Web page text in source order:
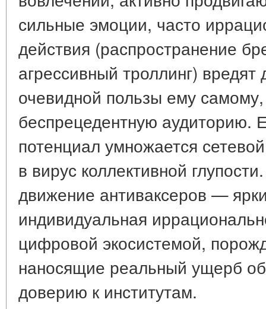
сильные эмоции, часто
действия (распространение
агрессивный троллинг)
очевидной пользы ему
беспрецедентную аудиторию.
потенциал умножается
в вирус коллективной
движение антиваксеров —
индивидуальная
цифровой экосистемой,
наносящие реальный ущерб
доверию к институтам.